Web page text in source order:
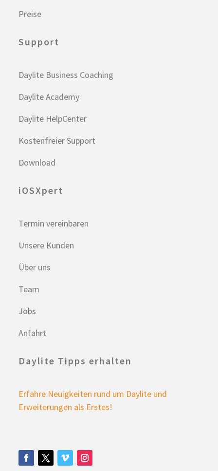
Preise
Support
Daylite Business Coaching
Daylite Academy
Daylite HelpCenter
Kostenfreier Support
Download
iOSXpert
Termin vereinbaren
Unsere Kunden
Über uns
Team
Jobs
Anfahrt
Daylite Tipps erhalten
Erfahre Neuigkeiten rund um Daylite und
Erweiterungen als Erstes!